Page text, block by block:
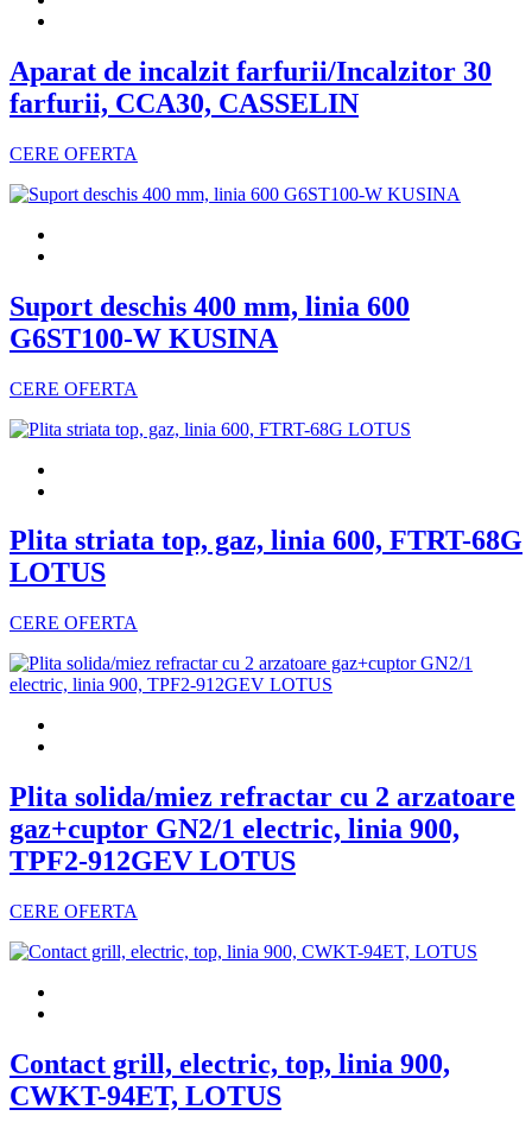
Aparat de incalzit farfurii/Incalzitor 30
farfurii, CCA30, CASSELIN
CERE OFERTA
Suport deschis 400 mm, linia 600
G6ST100-W KUSINA
CERE OFERTA
Plita striata top, gaz, linia 600, FTRT-68G
LOTUS
CERE OFERTA
Plita solida/miez refractar cu 2 arzatoare
gaz+cuptor GN2/1 electric, linia 900,
TPF2-912GEV LOTUS
CERE OFERTA
Contact grill, electric, top, linia 900,
CWKT-94ET, LOTUS